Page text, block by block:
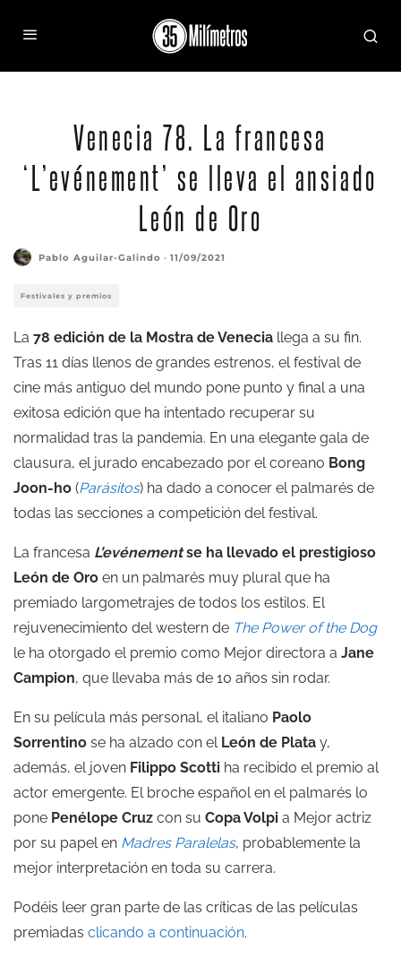
Venecia 78. La francesa
‘L’evénement’ se lleva el ansiado
León de Oro
Pablo Aguilar-Galindo · 11/09/2021
Festivales y premios
La 78 edición de la Mostra de Venecia llega a su fin.
Tras 11 días llenos de grandes estrenos, el festival de
cine más antiguo del mundo pone punto y final a una
exitosa edición que ha intentado recuperar su
normalidad tras la pandemia. En una elegante gala de
clausura, el jurado encabezado por el coreano Bong
Joon-ho (Parásitos) ha dado a conocer el palmarés de
todas las secciones a competición del festival.
La francesa L’evénementse ha llevado el prestigioso
León de Oro en un palmarés muy plural que ha
premiado largometrajes de todos los estilos. El
rejuvenecimiento del western de The Power of the Dog
le ha otorgado el premio como Mejor directora a Jane
Campion, que llevaba más de 10 años sin rodar.
En su película más personal, el italiano Paolo
Sorrentino se ha alzado con el León de Plata y,
además, el joven Filippo Scotti ha recibido el premio al
actor emergente. El broche español en el palmarés lo
pone Penélope Cruz con su Copa Volpi a Mejor actriz
por su papel en Madres Paralelas, probablemente la
mejor interpretación en toda su carrera.
Podéis leer gran parte de las críticas de las películas
premiadas clicando a continuación.